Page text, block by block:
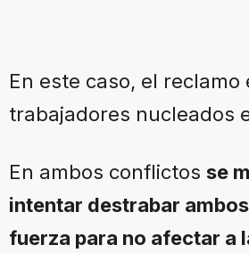
En este caso, el
trabajadores nucleados
En ambos conflictos se
intentar destrabar
fuerza para no afectar a